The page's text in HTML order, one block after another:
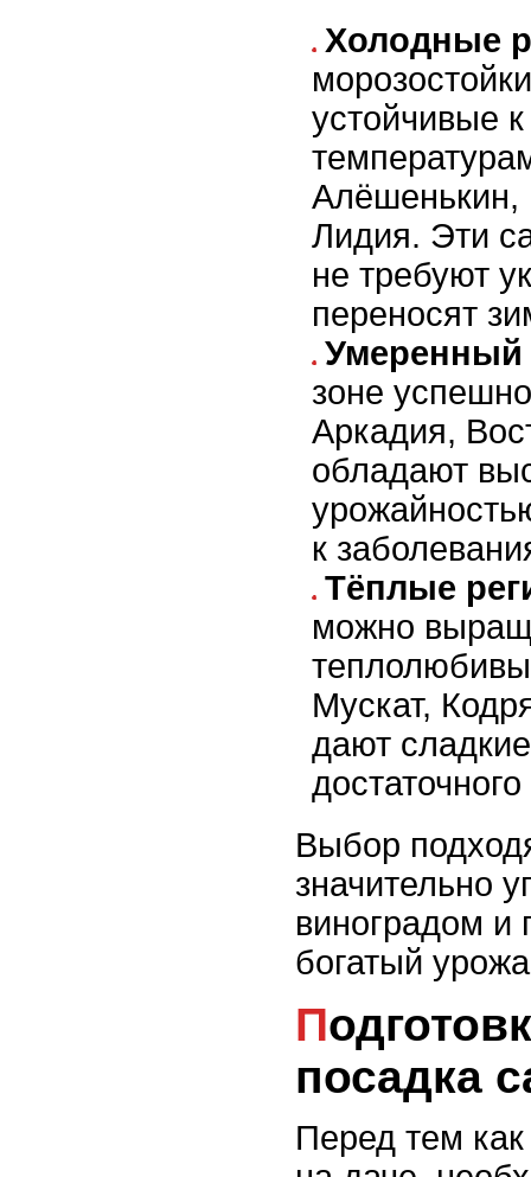
Холодные
устойчивые
Лидия. Эти
не требуют
переносят
Умеренный
зоне
Аркадия,
обладают
к
Тёплые
можно
Мускат,
дают
Выбор
значительно
виноградом
богатый
Подготовка почвы и
посадка
Перед тем